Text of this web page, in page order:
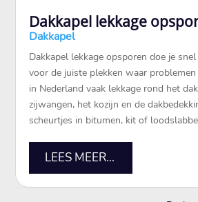
Dakkapel lekkage
Dakkapel
Dakkapel lekkage opsporen doe je
voor de juiste plekken waar
in Nederland vaak lekkage rond het
zijwangen, het kozijn en de
scheurtjes in bitumen, kit of
LEES MEER...